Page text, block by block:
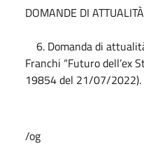
DOMANDE DI ATTUALITÀ
6. Domanda di
Franchi “Futuro dell’ex
19854 del 21/07/2022).
/og